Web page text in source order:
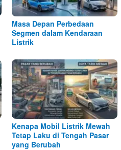
Masa Depan Perbedaan
Segmen dalam Kendaraan
Listrik
Kenapa Mobil Listrik Mewah
Tetap Laku di Tengah Pasar
yang Berubah